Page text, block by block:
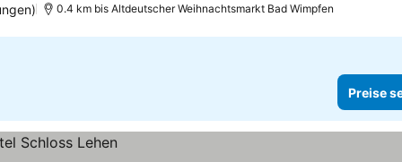
0.4 km bis Altdeutscher Weihnachtsmarkt Bad Wimpfen
Preise